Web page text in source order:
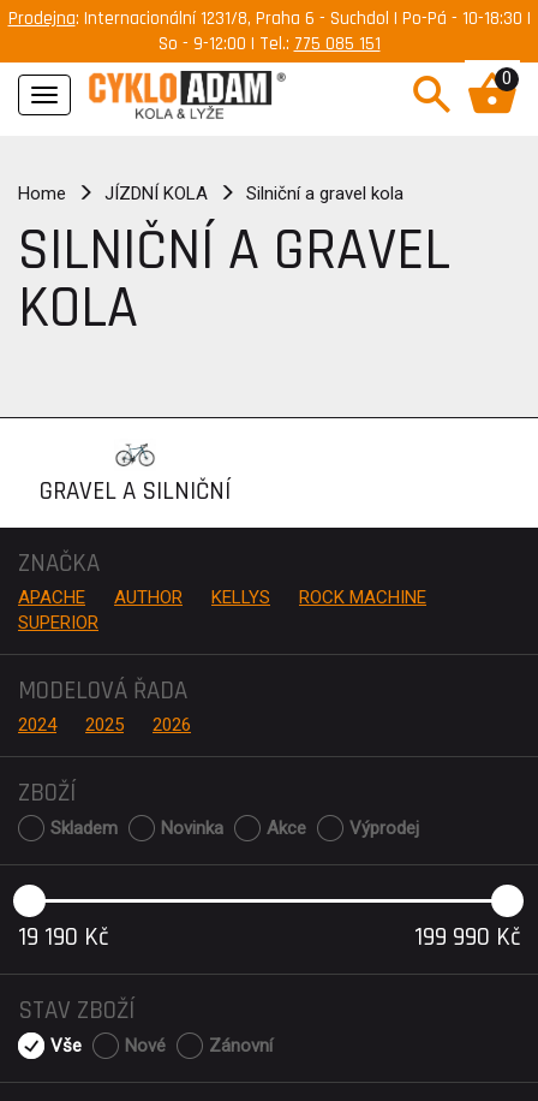
Prodejna: Internacionální 1231/8, Praha 6 - Suchdol | Po-Pá - 10-18:30 |
So - 9-12:00 | Tel.: 775 085 151
Navigace
0
Home JÍZDNÍ KOLA Silniční a gravel kola
SILNIČNÍ A GRAVEL
KOLA
GRAVEL A SILNIČNÍ
ZNAČKA
APACHE AUTHOR KELLYS
ROCK MACHINE
SUPERIOR
MODELOVÁ ŘADA
2024 2025 2026
ZBOŽÍ
Skladem Novinka Akce Výprodej
19 190 Kč 199 990 Kč
STAV ZBOŽÍ
Vše Nové Zánovní